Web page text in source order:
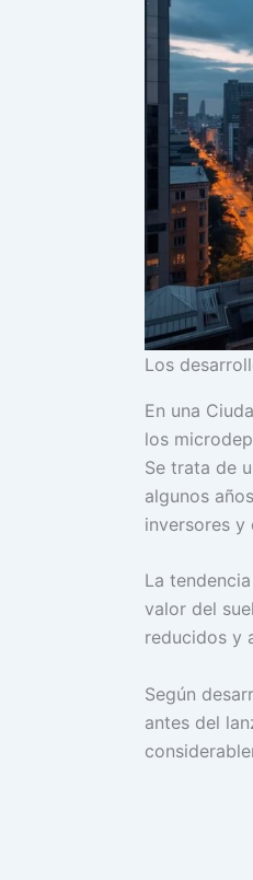
Los
En una
los
Se trata de
algunos
inversores y
La
valor del
reducidos y
Según
antes del